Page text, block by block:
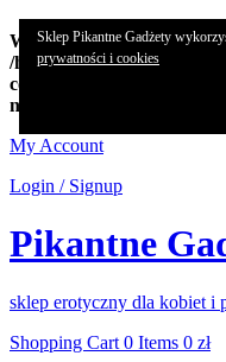
Warning: Undefined array
/home/koncert/domains/
content/plugins/8-degree-
notification.php
Skip
content
My Account
Login / Signup
Pikantne
sklep erotyczny dla kobiet i
Shopping Cart 0 Items 0 zł
Sklep Pikantne Gadżety
prywatności i cookies